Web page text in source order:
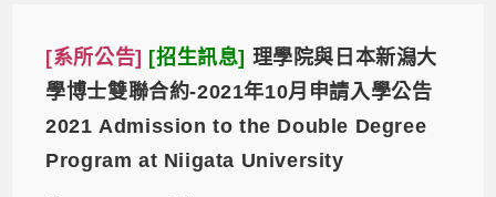
[系所公告] [招生訊息] 理學院與日本新潟大
學博士雙聯合約-2021年10月申請入學公告
2021 Admission to the Double Degree
Program at Niigata University